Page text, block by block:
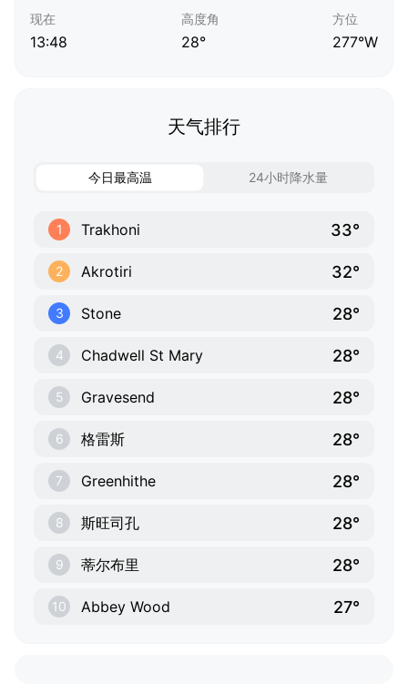
现在
13:48
高度角
28°
方位
277°W
天气排行
今日最高温 24小时降水量
1 Trakhoni 33°
2 Akrotiri 32°
3 Stone 28°
4 Chadwell St Mary 28°
5 Gravesend 28°
6 格雷斯 28°
7 Greenhithe 28°
8 斯旺司孔 28°
9 蒂尔布里 28°
10 Abbey Wood 27°